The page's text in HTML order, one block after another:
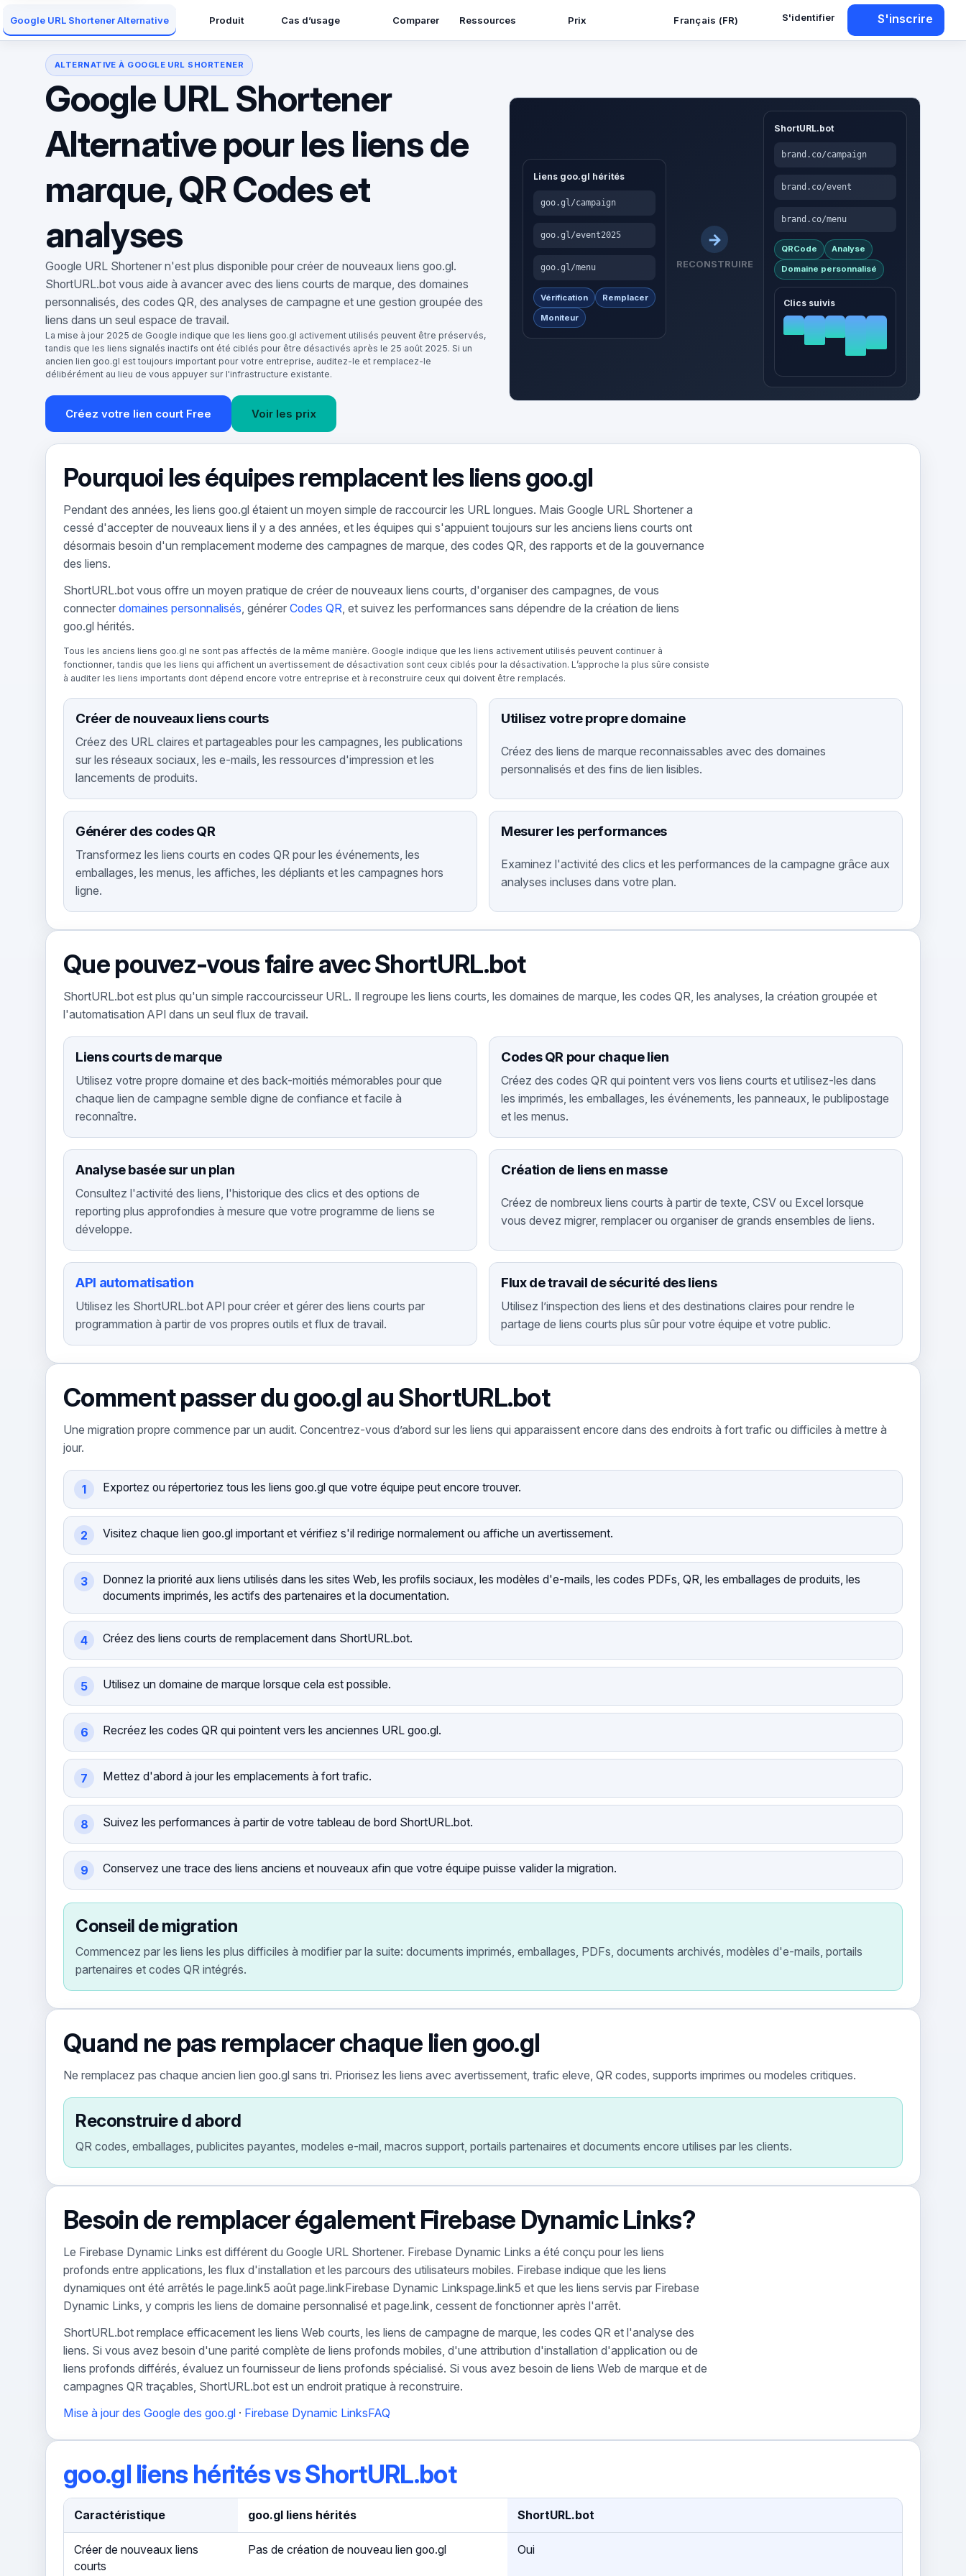
Google URL Shortener Alternative Produit Cas d’usage Comparer Ressources Prix Français (FR) S'identifier S'inscrire
ALTERNATIVE À GOOGLE URL SHORTENER
Google URL Shortener
Alternative pour les liens de
marque, QR Codes et
analyses
Google URL Shortener n'est plus disponible pour créer de nouveaux liens goo.gl.
ShortURL.bot vous aide à avancer avec des liens courts de marque, des domaines
personnalisés, des codes QR, des analyses de campagne et une gestion groupée des
liens dans un seul espace de travail.
La mise à jour 2025 de Google indique que les liens goo.gl activement utilisés peuvent être préservés,
tandis que les liens signalés inactifs ont été ciblés pour être désactivés après le 25 août 2025. Si un
ancien lien goo.gl est toujours important pour votre entreprise, auditez-le et remplacez-le
délibérément au lieu de vous appuyer sur l'infrastructure existante.
Créez votre lien court Free Voir les prix
Liens goo.gl hérités
goo.gl/campaign
goo.gl/event2025
goo.gl/menu
Vérification
Remplacer
Moniteur
RECONSTRUIRE
ShortURL.bot
brand.co/campaign
brand.co/event
brand.co/menu
QRCode
Analyse
Domaine personnalisé
Clics suivis
Pourquoi les équipes remplacent les liens goo.gl
Pendant des années, les liens goo.gl étaient un moyen simple de raccourcir les URL longues. Mais Google URL Shortener a
cessé d'accepter de nouveaux liens il y a des années, et les équipes qui s'appuient toujours sur les anciens liens courts ont
désormais besoin d'un remplacement moderne des campagnes de marque, des codes QR, des rapports et de la gouvernance
des liens.
ShortURL.bot vous offre un moyen pratique de créer de nouveaux liens courts, d'organiser des campagnes, de vous
connecter domaines personnalisés, générer Codes QR, et suivez les performances sans dépendre de la création de liens
goo.gl hérités.
Tous les anciens liens goo.gl ne sont pas affectés de la même manière. Google indique que les liens activement utilisés peuvent continuer à
fonctionner, tandis que les liens qui affichent un avertissement de désactivation sont ceux ciblés pour la désactivation. L’approche la plus sûre consiste
à auditer les liens importants dont dépend encore votre entreprise et à reconstruire ceux qui doivent être remplacés.
Créer de nouveaux liens courts
Créez des URL claires et partageables pour les campagnes, les publications
sur les réseaux sociaux, les e-mails, les ressources d'impression et les
lancements de produits.
Utilisez votre propre domaine
Créez des liens de marque reconnaissables avec des domaines
personnalisés et des fins de lien lisibles.
Générer des codes QR
Transformez les liens courts en codes QR pour les événements, les
emballages, les menus, les affiches, les dépliants et les campagnes hors
ligne.
Mesurer les performances
Examinez l'activité des clics et les performances de la campagne grâce aux
analyses incluses dans votre plan.
Que pouvez-vous faire avec ShortURL.bot
ShortURL.bot est plus qu'un simple raccourcisseur URL. Il regroupe les liens courts, les domaines de marque, les codes QR, les analyses, la création groupée et
l'automatisation API dans un seul flux de travail.
Liens courts de marque
Utilisez votre propre domaine et des back-moitiés mémorables pour que
chaque lien de campagne semble digne de confiance et facile à
reconnaître.
Codes QR pour chaque lien
Créez des codes QR qui pointent vers vos liens courts et utilisez-les dans
les imprimés, les emballages, les événements, les panneaux, le publipostage
et les menus.
Analyse basée sur un plan
Consultez l'activité des liens, l'historique des clics et des options de
reporting plus approfondies à mesure que votre programme de liens se
développe.
Création de liens en masse
Créez de nombreux liens courts à partir de texte, CSV ou Excel lorsque
vous devez migrer, remplacer ou organiser de grands ensembles de liens.
API automatisation
Utilisez les ShortURL.bot API pour créer et gérer des liens courts par
programmation à partir de vos propres outils et flux de travail.
Flux de travail de sécurité des liens
Utilisez l’inspection des liens et des destinations claires pour rendre le
partage de liens courts plus sûr pour votre équipe et votre public.
Comment passer du goo.gl au ShortURL.bot
Une migration propre commence par un audit. Concentrez-vous d’abord sur les liens qui apparaissent encore dans des endroits à fort trafic ou difficiles à mettre à
jour.
Exportez ou répertoriez tous les liens goo.gl que votre équipe peut encore trouver.
Visitez chaque lien goo.gl important et vérifiez s'il redirige normalement ou affiche un avertissement.
Donnez la priorité aux liens utilisés dans les sites Web, les profils sociaux, les modèles d'e-mails, les codes PDFs, QR, les emballages de produits, les
documents imprimés, les actifs des partenaires et la documentation.
Créez des liens courts de remplacement dans ShortURL.bot.
Utilisez un domaine de marque lorsque cela est possible.
Recréez les codes QR qui pointent vers les anciennes URL goo.gl.
Mettez d'abord à jour les emplacements à fort trafic.
Suivez les performances à partir de votre tableau de bord ShortURL.bot.
Conservez une trace des liens anciens et nouveaux afin que votre équipe puisse valider la migration.
Conseil de migration
Commencez par les liens les plus difficiles à modifier par la suite: documents imprimés, emballages, PDFs, documents archivés, modèles d'e-mails, portails
partenaires et codes QR intégrés.
Quand ne pas remplacer chaque lien goo.gl
Ne remplacez pas chaque ancien lien goo.gl sans tri. Priorisez les liens avec avertissement, trafic eleve, QR codes, supports imprimes ou modeles critiques.
Reconstruire d abord
QR codes, emballages, publicites payantes, modeles e-mail, macros support, portails partenaires et documents encore utilises par les clients.
Besoin de remplacer également Firebase Dynamic Links?
Le Firebase Dynamic Links est différent du Google URL Shortener. Firebase Dynamic Links a été conçu pour les liens
profonds entre applications, les flux d'installation et les parcours des utilisateurs mobiles. Firebase indique que les liens
dynamiques ont été arrêtés le page.link5 août page.linkFirebase Dynamic Linkspage.link5 et que les liens servis par Firebase
Dynamic Links, y compris les liens de domaine personnalisé et page.link, cessent de fonctionner après l'arrêt.
ShortURL.bot remplace efficacement les liens Web courts, les liens de campagne de marque, les codes QR et l'analyse des
liens. Si vous avez besoin d'une parité complète de liens profonds mobiles, d'une attribution d'installation d'application ou de
liens profonds différés, évaluez un fournisseur de liens profonds spécialisé. Si vous avez besoin de liens Web de marque et de
campagnes QR traçables, ShortURL.bot est un endroit pratique à reconstruire.
Mise à jour des Google des goo.gl · Firebase Dynamic LinksFAQ
goo.gl liens hérités vs ShortURL.bot
Caractéristique goo.gl liens hérités ShortURL.bot
Créer de nouveaux liens
courts
Pas de création de nouveau lien goo.gl Oui